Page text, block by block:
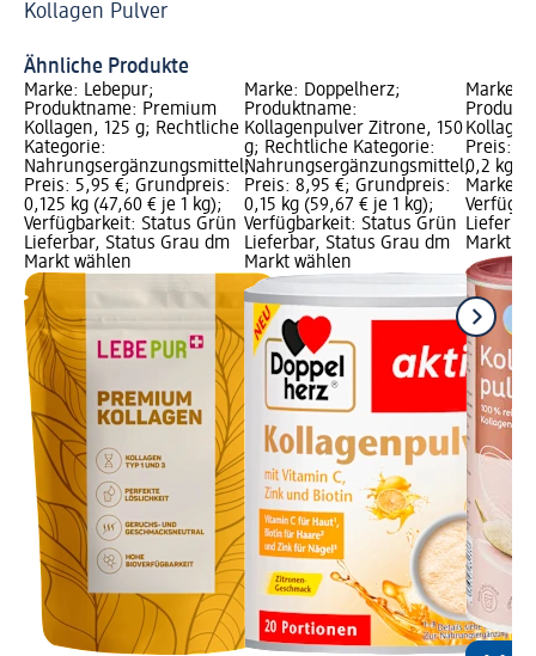
Kollagen Pulver
Ähnliche Produkte
Marke: Lebepur;
Produktname: Premium
Kollagen, 125 g; Rechtliche
Kategorie:
Nahrungsergänzungsmittel;
Preis: 5,95 €; Grundpreis:
0,125 kg (47,60 € je 1 kg);
Verfügbarkeit: Status Grün
Lieferbar, Status Grau dm
Markt wählen
Marke: Doppelherz;
Produktname:
Kollagenpulver Zitrone, 150
g; Rechtliche Kategorie:
Nahrungsergänzungsmittel;
Preis: 8,95 €; Grundpreis:
0,15 kg (59,67 € je 1 kg);
Verfügbarkeit: Status Grün
Lieferbar, Status Grau dm
Markt wählen
Marke:
Preis:
0,2 kg
Marke
Markt